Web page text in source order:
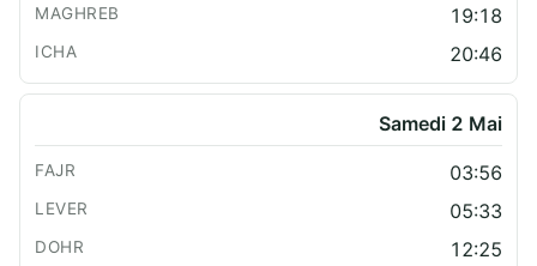
19:18
20:46
Samedi 2 Mai
03:56
05:33
12:25